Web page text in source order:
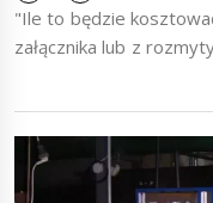
"Ile to będzie
załącznika lub z